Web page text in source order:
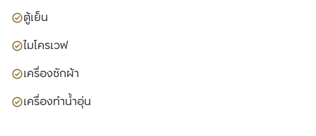
ตู้เย็น
ไมโครเวฟ
เครื่องซักผ้า
เครื่องทำน้ำอุ่น